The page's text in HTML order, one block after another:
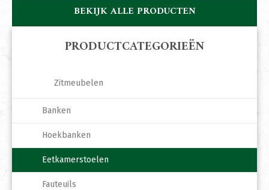
BEKIJK ALLE PRODUCTEN
PRODUCTCATEGORIEËN
Zitmeubelen
Banken
Hoekbanken
Eetkamerstoelen
Fauteuils